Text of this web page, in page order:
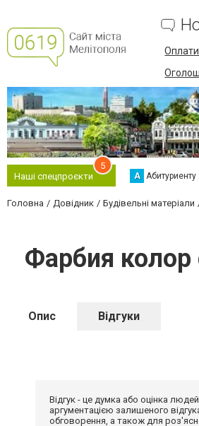
Наші спецпроєкти
5
А Абитуриенту
Головна Довідник Будівельні матеріали
Фарбия
Опис Відгуки
Відгук - це думка або оцінка
аргументацією залишеного
обговорення, а також для